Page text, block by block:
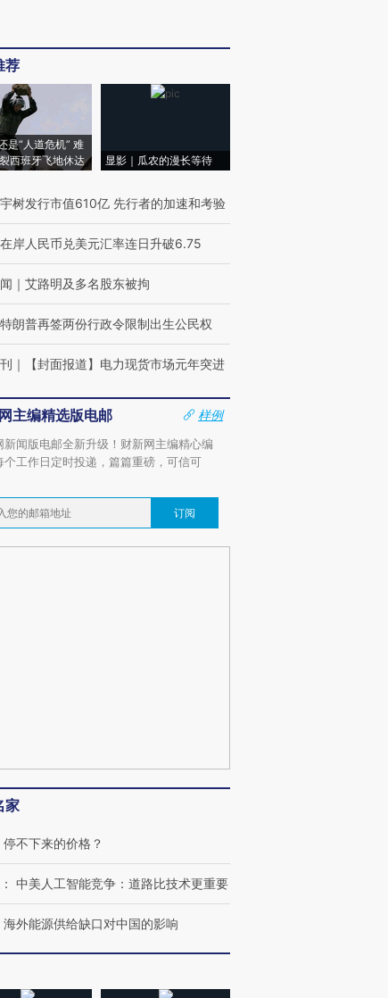
荐
是“人道危机” 难
西班牙飞地休达
显影｜瓜农的漫长等待
宇树发行市值610亿 先行者的加速和考验
在岸人民币兑美元汇率连日升破6.75
｜ 艾路明及多名股东被拘
特朗普再签两份行政令限制出生公民权
｜ 【封面报道】电力现货市场元年突进
主编精选版电邮
样例
新闻版电邮全新升级！财新网主编精心编
个工作日定时投递，篇篇重磅，可信可
订阅
家
停不下来的价格？
： 中美人工智能竞争：道路比技术更重要
海外能源供给缺口对中国的影响